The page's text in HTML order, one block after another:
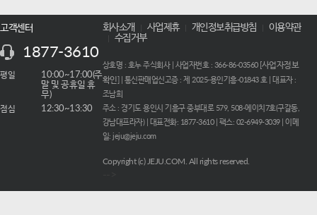
고객센터
1877-3610
평일
10:00~17:00(주
말 및 공휴일 휴
무)
점심 12:30~13:30
회사소개 사업제휴 개인정보취급방침
이용약관
수집거부
상호명 : 호누 주식회사 | 사업자번호 : 366-86-03560 [ 사업자정보
확인
] | 통신판매업신고증 : 제 2025-용인기흥-01843 호 | 대표자 :
조남희
주소 : 경기도 용인시 기흥구 중부대로 579, 508-에이치7호(구갈동,
강남대프라자) | 대표전화: 1877-3610 | 팩스: 02-6949-3039 | 이메
일: jeju@jeju.com
Copyright (c) JEJU.COM. All rights reserved.